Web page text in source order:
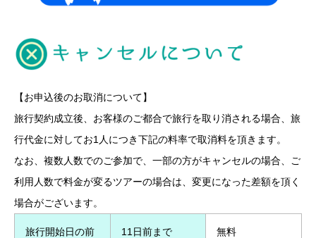
【お申込後のお取消について】
旅行契約成立後、お客様のご都合で旅行を取り消される場合、旅
行代金に対してお1人につき下記の料率で取消料を頂きます。
なお、複数人数でのご参加で、一部の方がキャンセルの場合、ご
利用人数で料金が変るツアーの場合は、変更になった差額を頂く
場合がございます。
旅行開始日の前
11日前まで 無料